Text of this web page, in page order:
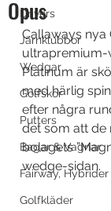
Drivers
Järnklubbor
Wedgar
Golfskor
Putters
Bagar & Vagnar
Fairway,
Golfkläder
Opus
Callaways
ultrapremium-
Platinum är
med härlig
efter några
det som att de
bolagets
wedge-sidan.